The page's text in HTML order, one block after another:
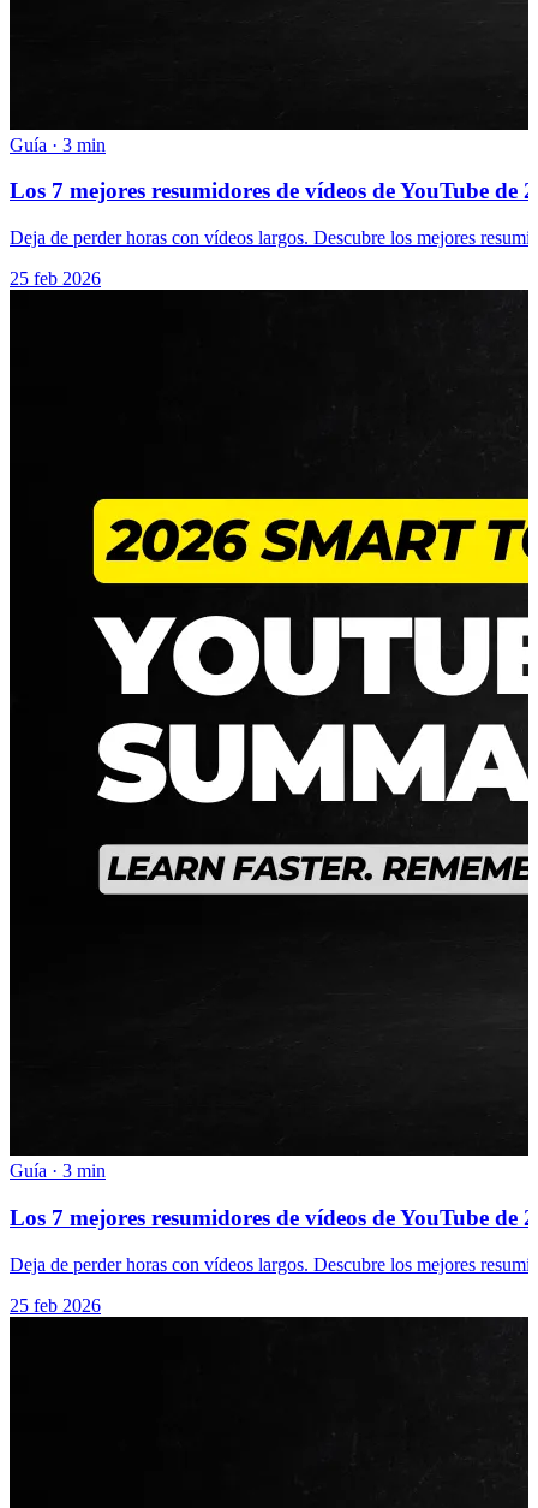
Guía · 3 min
Los 7 mejores resumidores de vídeos de YouTube de
Deja de perder horas con vídeos largos. Descubre los mejores
25 feb 2026
Guía · 3 min
Los 7 mejores resumidores de vídeos de YouTube de
Deja de perder horas con vídeos largos. Descubre los mejores
25 feb 2026